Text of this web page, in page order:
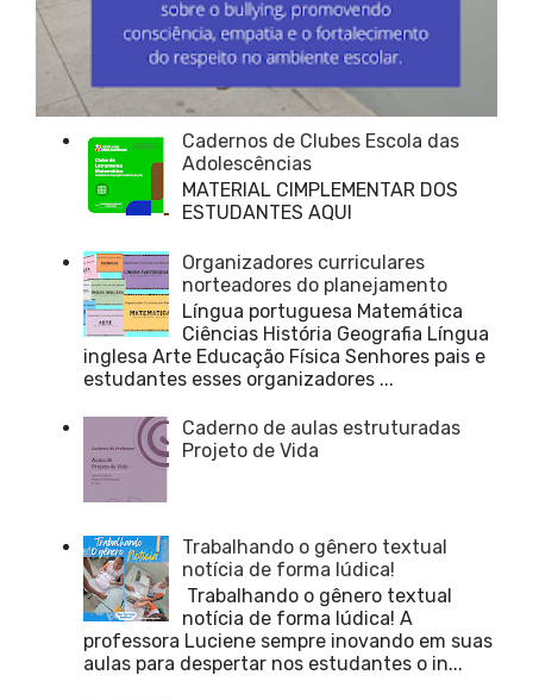
Cadernos de Clubes Escola das
Adolescências
MATERIAL CIMPLEMENTAR DOS
ESTUDANTES AQUI
Organizadores curriculares
norteadores do planejamento
Língua portuguesa Matemática
Ciências História Geografia Língua
inglesa Arte Educação Física Senhores pais e
estudantes esses organizadores ...
Caderno de aulas estruturadas
Projeto de Vida
Trabalhando o gênero textual
notícia de forma lúdica!
Trabalhando o gênero textual
notícia de forma lúdica! A
professora Luciene sempre inovando em suas
aulas para despertar nos estudantes o in...